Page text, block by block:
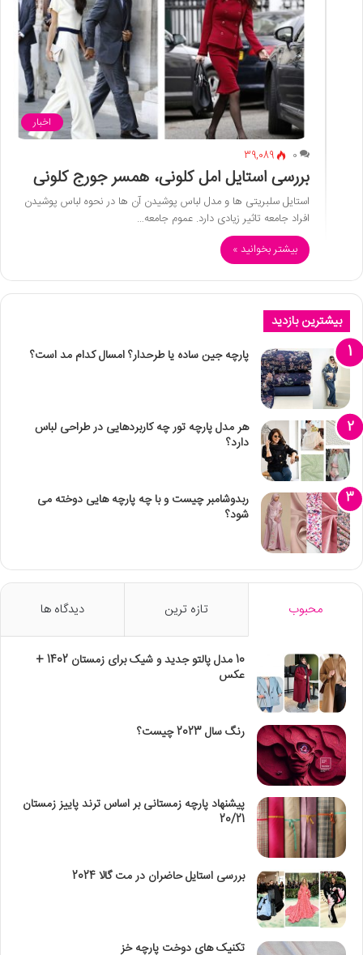
اخبار
0
39,089
بررسی استایل امل کلونی، همسر جورج کلونی
استایل سلبریتی ها و مدل لباس پوشیدن آن ها در نحوه لباس پوشیدن
افراد جامعه تاثیر زیادی دارد. عموم جامعه…
بیشتر بخوانید »
بیشترین بازدید
پارچه جین ساده یا طرحدار؟ امسال کدام مد است؟
هر مدل پارچه تور چه کاربردهایی در طراحی لباس
دارد؟
ربدوشامبر چیست و با چه پارچه هایی دوخته می
شود؟
محبوب تازه ترین دیدگاه ها
10 مدل پالتو جدید و شیک برای زمستان 1402 +
عکس
رنگ سال 2023 چیست؟
پیشنهاد پارچه زمستانی بر اساس ترند پاییز زمستان
20/21
بررسی استایل حاضران در مت گالا 2024
تکنیک‌ های دوخت پارچه خز